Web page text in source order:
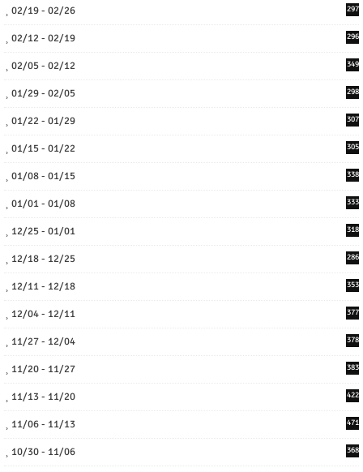
02/19 - 02/26 297
02/12 - 02/19 296
02/05 - 02/12 349
01/29 - 02/05 298
01/22 - 01/29 307
01/15 - 01/22 305
01/08 - 01/15 338
01/01 - 01/08 333
12/25 - 01/01 318
12/18 - 12/25 286
12/11 - 12/18 353
12/04 - 12/11 377
11/27 - 12/04 378
11/20 - 11/27 383
11/13 - 11/20 422
11/06 - 11/13 471
10/30 - 11/06 368